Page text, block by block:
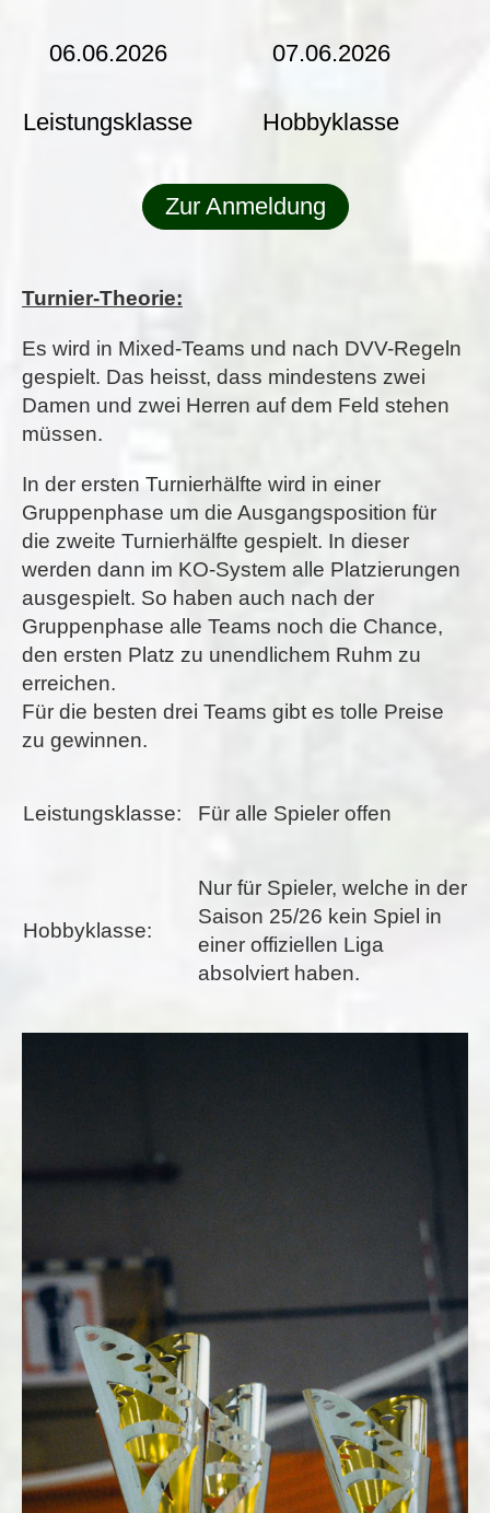
06.06.2026 07.06.2026
Leistungsklasse Hobbyklasse
Zur Anmeldung
Turnier-Theorie:
Es wird in Mixed-Teams und nach DVV-Regeln
gespielt. Das heisst, dass mindestens zwei
Damen und zwei Herren auf dem Feld stehen
müssen.
In der ersten Turnierhälfte wird in einer
Gruppenphase um die Ausgangsposition für
die zweite Turnierhälfte gespielt. In dieser
werden dann im KO-System alle Platzierungen
ausgespielt. So haben auch nach der
Gruppenphase alle Teams noch die Chance,
den ersten Platz zu unendlichem Ruhm zu
erreichen.
Für die besten drei Teams gibt es tolle Preise
zu gewinnen.
Leistungsklasse: Für alle Spieler offen
Hobbyklasse:
Nur für Spieler, welche in der
Saison 25/26 kein Spiel in
einer offiziellen Liga
absolviert haben.